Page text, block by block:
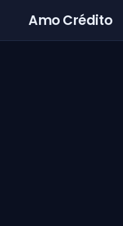
Amo Crédito